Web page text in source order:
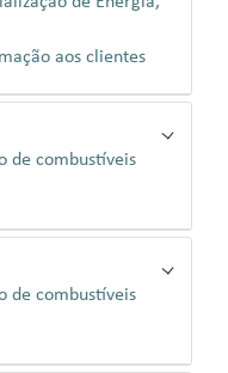
aos clientes
de combustíveis
de combustíveis